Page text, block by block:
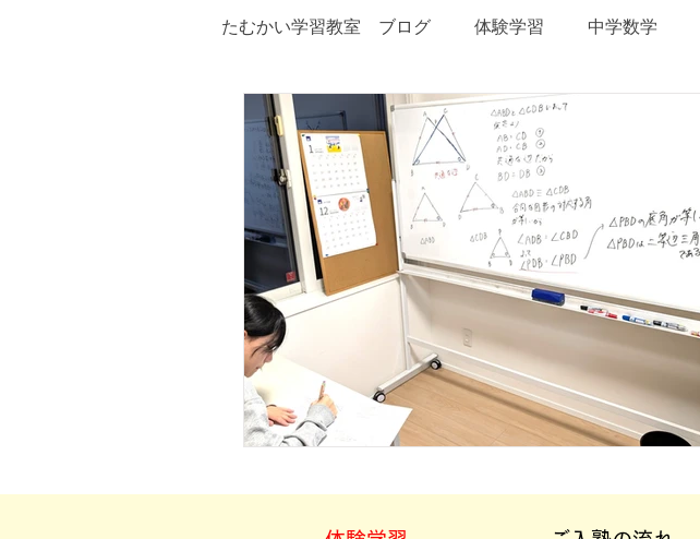
たむかい学習教室 ブログ 体験学習 中学数学
小学生 中学生 高校生 中学入試
夏期講習 秋期講習 冬期講習